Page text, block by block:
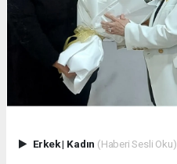
Erkek| Kadın (Haberi Sesli Oku)